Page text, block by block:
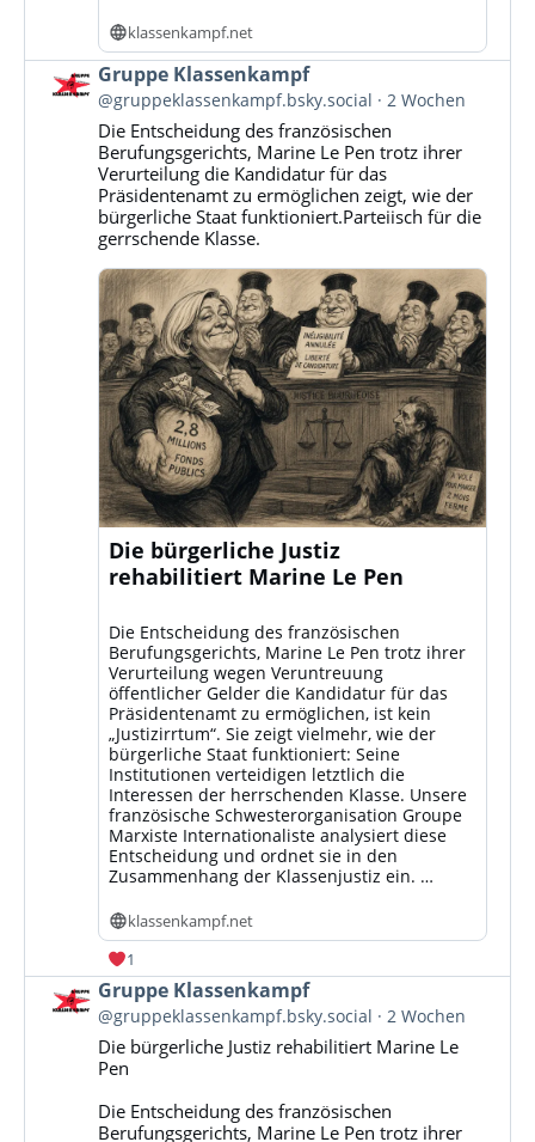
klassenkampf.net
Beitrag
von
Gruppe
Klassenkampf
Bluesky
ansehen
Gruppe Klassenkampf
@gruppeklassenkampf.bsky.social 2 Wochen
Die Entscheidung des französischen
Berufungsgerichts, Marine Le Pen trotz ihrer
Verurteilung die Kandidatur für das
Präsidentenamt zu ermöglichen zeigt, wie der
bürgerliche Staat funktioniert.Parteiisch für die
gerrschende Klasse.
Die bürgerliche Justiz
rehabilitiert Marine Le Pen
Die Entscheidung des französischen
Berufungsgerichts, Marine Le Pen trotz ihrer
Verurteilung wegen Veruntreuung
öffentlicher Gelder die Kandidatur für das
Präsidentenamt zu ermöglichen, ist kein
„Justizirrtum“. Sie zeigt vielmehr, wie der
bürgerliche Staat funktioniert: Seine
Institutionen verteidigen letztlich die
Interessen der herrschenden Klasse. Unsere
französische Schwesterorganisation Groupe
Marxiste Internationaliste analysiert diese
Entscheidung und ordnet sie in den
Zusammenhang der Klassenjustiz ein. …
klassenkampf.net
1
Beitrag
von
Gruppe
Klassenkampf
Bluesky
ansehen
Gruppe Klassenkampf
@gruppeklassenkampf.bsky.social 2 Wochen
Die bürgerliche Justiz rehabilitiert Marine Le
Pen
Die Entscheidung des französischen
Berufungsgerichts, Marine Le Pen trotz ihrer